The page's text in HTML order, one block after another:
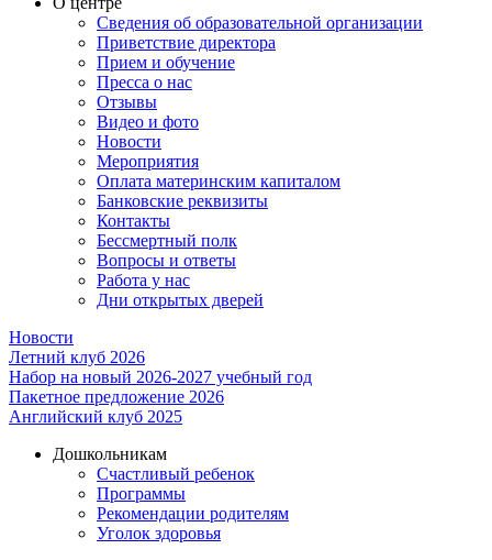
Сведения об образовательной организации
Приветствие директора
Прием и обучение
Пресса о нас
Отзывы
Видео и фото
Новости
Мероприятия
Оплата материнским капиталом
Банковские реквизиты
Контакты
Бессмертный полк
Вопросы и ответы
Работа у нас
Дни открытых дверей
Новости
Летний клуб 2026
Набор на новый 2026-2027 учебный год
Пакетное предложение 2026
Английский клуб 2025
Дошкольникам
Счастливый ребенок
Программы
Рекомендации родителям
Уголок здоровья